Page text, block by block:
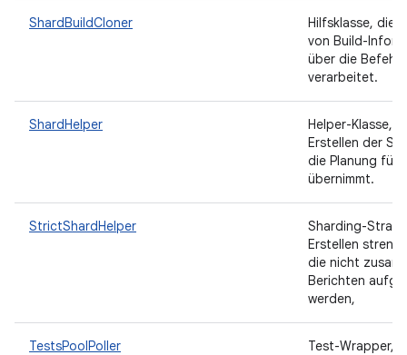
ShardBuildCloner
Hilfsklasse, die
von Build-
über die
verarbeitet.
ShardHelper
Helper-Klasse,
Erstellen der
die Planung für
übernimmt.
StrictShardHelper
Sharding-
Erstellen
die nicht
Berichten
werden,
TestsPoolPoller
Test-Wrapper,